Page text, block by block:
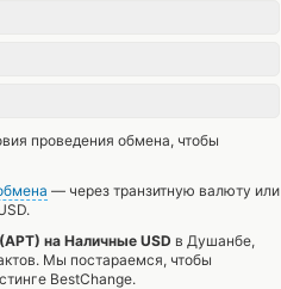
проведения обмена, чтобы
— через транзитную валюту или
на Наличные USD в Душанбе,
Мы постараемся, чтобы
BestChange.